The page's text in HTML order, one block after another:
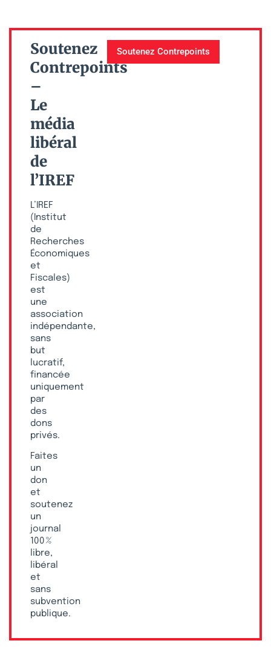
Soutenez
Contrepoints
–
Le
média
libéral
de
l’IREF
L’IREF
(Institut
de
Recherches
Économiques
et
Fiscales)
est
une
association
indépendante,
sans
but
lucratif,
financée
uniquement
par
des
dons
privés.
Faites
un
don
et
soutenez
un
journal
100 %
libre,
libéral
et
sans
subvention
publique.
Soutenez Contrepoints